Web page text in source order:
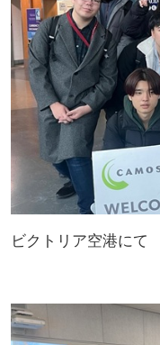
ビクトリア空港にて